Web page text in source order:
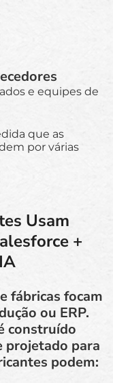
e equipes de
que as
por várias
Usam
+
fábricas focam
ou ERP.
construído
projetado para
podem: